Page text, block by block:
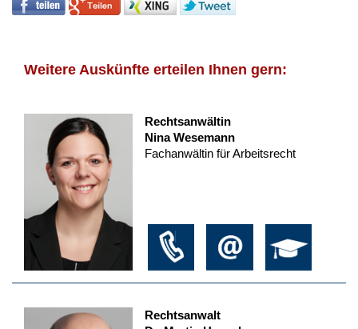
Weitere Auskünfte erteilen Ihnen gern:
Rechtsanwältin
Nina Wesemann
Fachanwältin für Arbeitsrecht
Rechtsanwalt